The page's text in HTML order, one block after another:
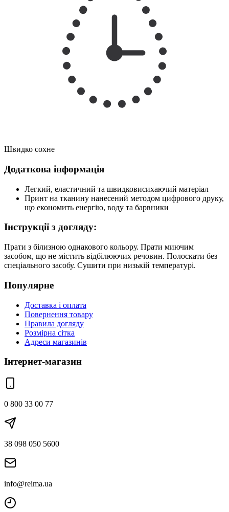
Швидко сохне
Додаткова інформація
Легкий, еластичний та швидковисихаючий матеріал
Принт на тканину нанесений методом цифрового друку,
що економить енергію, воду та барвники
Інструкції з догляду:
Прати з білизною однакового кольору. Прати миючим
засобом, що не містить відбілюючих речовин. Полоскати без
спеціального засобу. Сушити при низькій температурі.
Популярне
Доставка і оплата
Повернення товару
Правила догляду
Розмірна сітка
Адреси магазинів
Інтернет-магазин
0 800 33 00 77
38 098 050 5600
info@reima.ua